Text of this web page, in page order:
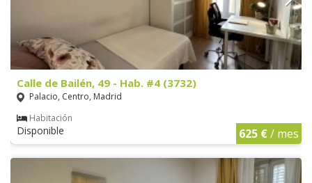
Calle de Bailén, 49 - Hab. #4 (3732)
Palacio, Centro, Madrid
Habitación
Disponible 625 €/ mes